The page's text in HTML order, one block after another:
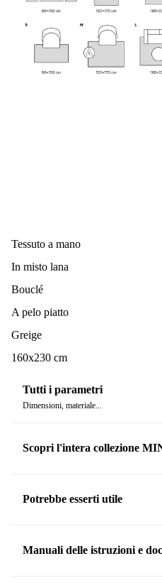
colore su un'area non
Non stupirti se per le
po' di colore. Si tratta di
attenzione a non strofinare.
Il tappeto può,
Buono a sapersi: nella
Tessuto a mano
In misto lana
Bouclé
A pelo piatto
Greige
160x230 cm
Tutti i parametri
Dimensioni, materiale...
Scopri l'intera collezione
Potrebbe esserti utile
Manuali delle istruzioni e